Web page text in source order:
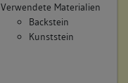
Verwendete Materialien
Backstein
Kunststein